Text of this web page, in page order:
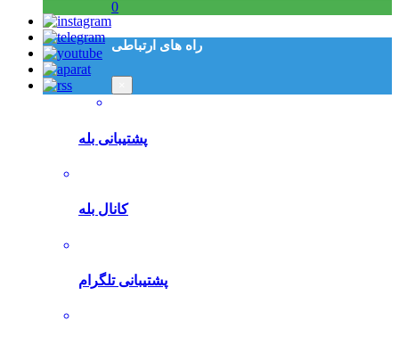
0
راه های ارتباطی
پشتیبانی بله
کانال بله
پشتیبانی تلگرام